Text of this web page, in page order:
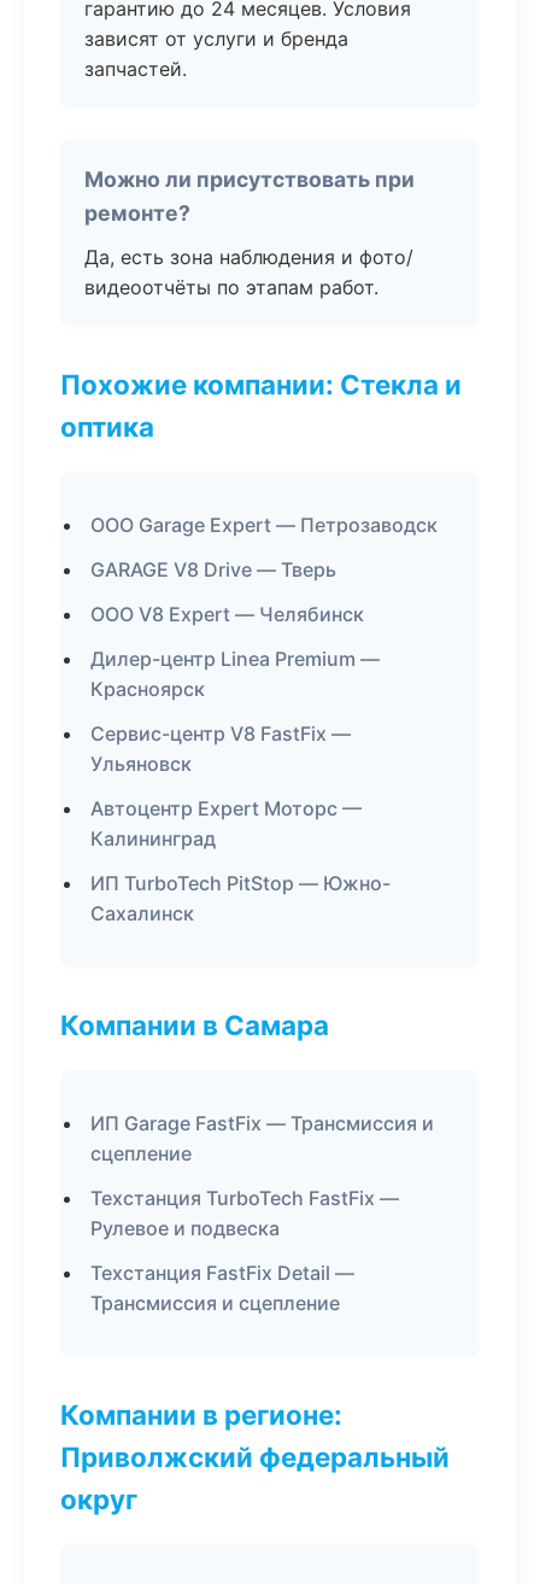
гарантию до 24 месяцев. Условия
зависят от услуги и бренда
запчастей.
Можно ли присутствовать при
ремонте?
Да, есть зона наблюдения и фото/
видеоотчёты по этапам работ.
Похожие компании: Стекла и
оптика
ООО Garage Expert — Петрозаводск
GARAGE V8 Drive — Тверь
ООО V8 Expert — Челябинск
Дилер-центр Linea Premium —
Красноярск
Сервис-центр V8 FastFix —
Ульяновск
Автоцентр Expert Моторс —
Калининград
ИП TurboTech PitStop — Южно-
Сахалинск
Компании в Самара
ИП Garage FastFix — Трансмиссия и
сцепление
Техстанция TurboTech FastFix —
Рулевое и подвеска
Техстанция FastFix Detail —
Трансмиссия и сцепление
Компании в регионе:
Приволжский федеральный
округ